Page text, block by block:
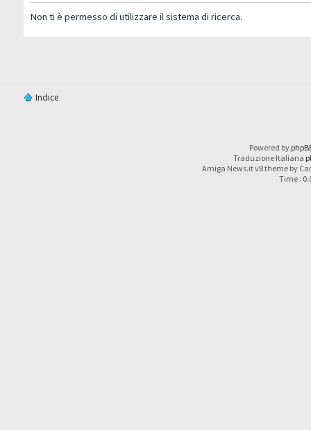
Non ti è permesso di utilizzare il sistema di ricerca.
Indice
Powered by
Traduzione Italiana
Amiga News.it v8 theme by
Time :